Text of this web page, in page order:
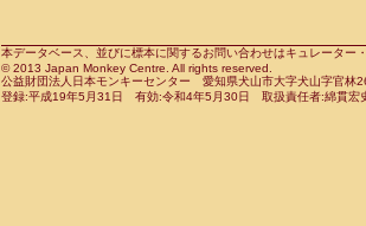
CercopithecidaePapio anubis(0)
CercopithecidaePapio cynocephalus
CercopithecidaePapio hamadryas(0)
CebidaeSaguinus leucopus(0)
CebidaeSaguinus midas(0)
Cebidae Saguinus mystax(0)
本データベース、並びに標本に関するお問い合わせはキュレータ
© 2013 Japan Monkey Centre. All rights reserved.
公益財団法人日本モンキーセンター 愛知県犬山市大字犬山字官
登録:平成19年5月31日 有効:令和4年5月30日 取扱責任者:綿貫宏